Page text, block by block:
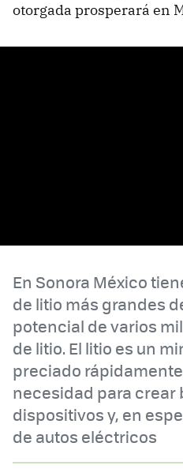
otorgada prosperará en
En Sonora México
de litio más grandes
potencial de varios
de litio. El litio es un
preciado
necesidad para crear
dispositivos y, en
de autos eléctricos